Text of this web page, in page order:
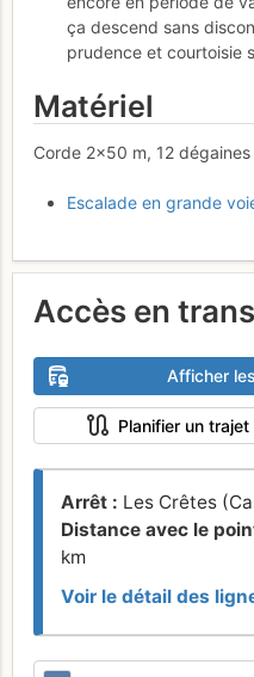
ça descend sans
prudence et courtoisie
Matériel
Corde 2×50 m, 12 dégaines
Escalade en grande
Accès en
Afficher
Planifier un
Arrêt : Les Crêtes
Distance avec le
km
Voir le détail des